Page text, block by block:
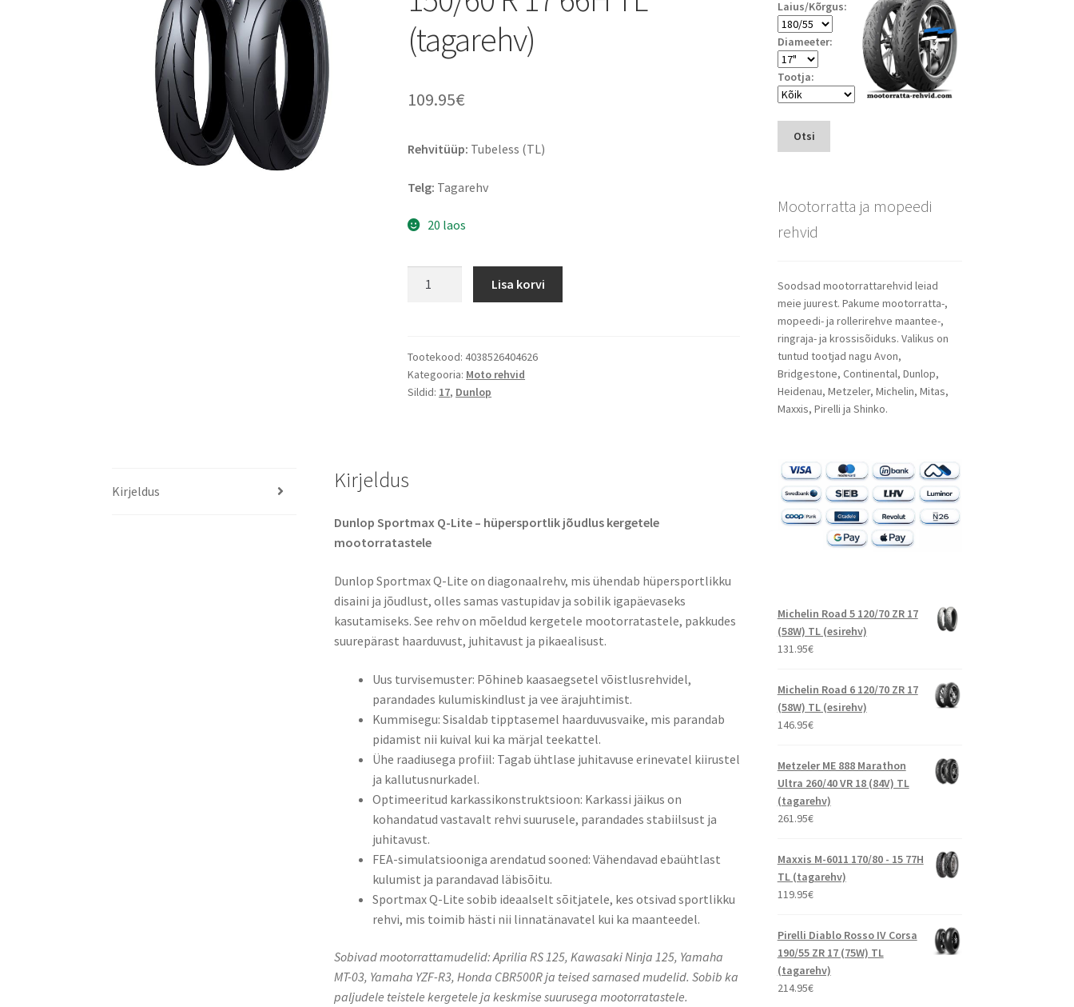
(tagarehv)
109.95€
Rehvitüüp: Tubeless (TL)
Telg: Tagarehv
20 laos
150/60
R
17
kogus
Lisa korvi
Tootekood:4038526404626
Kategooria: Moto rehvid
Sildid: 17, Dunlop
Kirjeldus Kirjeldus
Dunlop Sportmax Q-Lite – hüpersportlik jõudlus kergetele
mootorratastele​
Dunlop Sportmax Q-Lite on diagonaalrehv, mis ühendab hüpersportlikku
disaini ja jõudlust, olles samas vastupidav ja sobilik igapäevaseks
kasutamiseks. See rehv on mõeldud kergetele mootorratastele, pakkudes
suurepärast haarduvust, juhitavust ja pikaealisust.
Uus turvisemuster: Põhineb kaasaegsetel võistlusrehvidel,
parandades kulumiskindlust ja vee ärajuhtimist.​
Kummisegu: Sisaldab tipptasemel haarduvusvaike, mis parandab
pidamist nii kuival kui ka märjal teekattel.​
Ühe raadiusega profiil: Tagab ühtlase juhitavuse erinevatel kiirustel
ja kallutusnurkadel.​
Optimeeritud karkassikonstruktsioon: Karkassi jäikus on
kohandatud vastavalt rehvi suurusele, parandades stabiilsust ja
juhitavust.​
FEA-simulatsiooniga arendatud sooned: Vähendavad ebaühtlast
kulumist ja parandavad läbisõitu.​
Sportmax Q-Lite sobib ideaalselt sõitjatele, kes otsivad sportlikku
rehvi, mis toimib hästi nii linnatänavatel kui ka maanteedel.
Sobivad mootorrattamudelid: Aprilia RS 125, Kawasaki Ninja 125, Yamaha
MT-03, Yamaha YZF-R3, Honda CBR500R ja teised sarnased mudelid. Sobib ka
paljudele teistele kergetele ja keskmise suurusega mootorratastele.
Laius/Kõrgus:
Diameeter:
Tootja:
Otsi
Mootorratta ja mopeedi
rehvid
Soodsad mootorrattarehvid leiad
meie juurest. Pakume mootorratta-,
mopeedi- ja rollerirehve maantee-,
ringraja- ja krossisõiduks. Valikus on
tuntud tootjad nagu Avon,
Bridgestone, Continental, Dunlop,
Heidenau, Metzeler, Michelin, Mitas,
Maxxis, Pirelli ja Shinko.
Michelin Road 5 120/70 ZR 17
(58W) TL (esirehv)
131.95€
Michelin Road 6 120/70 ZR 17
(58W) TL (esirehv)
146.95€
Metzeler ME 888 Marathon
Ultra 260/40 VR 18 (84V) TL
(tagarehv)
261.95€
Maxxis M-6011 170/80 - 15 77H
TL (tagarehv)
119.95€
Pirelli Diablo Rosso IV Corsa
190/55 ZR 17 (75W) TL
(tagarehv)
214.95€